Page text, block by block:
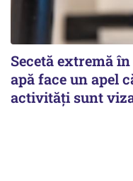
Secetă extremă
apă face un apel
activități sunt